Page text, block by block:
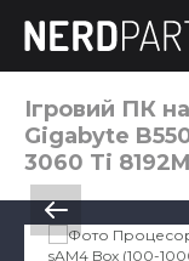
Ігровий ПК
Gigabyte
3060 Ti